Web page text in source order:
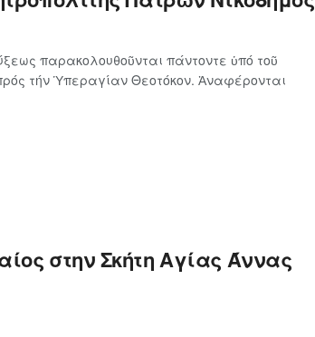
παρακολουθοῦνται πάντοντε ὑπό τοῦ
τήν Ὑπεραγίαν Θεοτόκον. Ἀναφέρονται
στην Σκήτη Αγίας Άννας